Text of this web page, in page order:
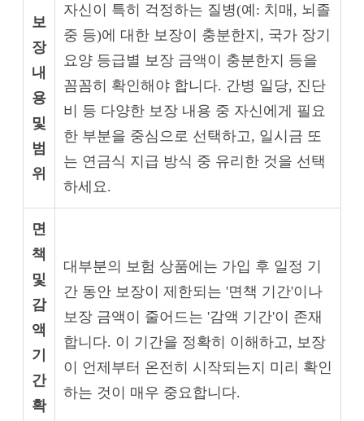
보
장
내
용
및
범
위
자신이 특히 걱정하는 질병(예: 치매, 뇌졸
중 등)에 대한 보장이 충분한지, 국가 장기
요양 등급별 보장 금액이 충분한지 등을
꼼꼼히 확인해야 합니다. 간병 일당, 진단
비 등 다양한 보장 내용 중 자신에게 필요
한 부분을 중심으로 선택하고, 일시금 또
는 연금식 지급 방식 중 유리한 것을 선택
하세요.
면
책
및
감
액
기
간
확
대부분의 보험 상품에는 가입 후 일정 기
간 동안 보장이 제한되는 '면책 기간'이나
보장 금액이 줄어드는 '감액 기간'이 존재
합니다. 이 기간을 정확히 이해하고, 보장
이 언제부터 온전히 시작되는지 미리 확인
하는 것이 매우 중요합니다.